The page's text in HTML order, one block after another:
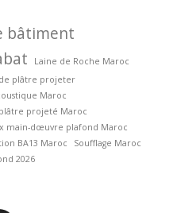
bâtiment
Laine de Roche Maroc
plâtre projeter
Maroc
plâtre projeté Maroc
main-dœuvre plafond Maroc
BA13 Maroc
Soufflage Maroc
2026